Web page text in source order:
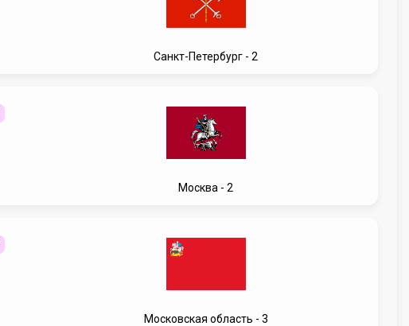
Санкт-Петербург - 2
Москва - 2
Московская область - 3